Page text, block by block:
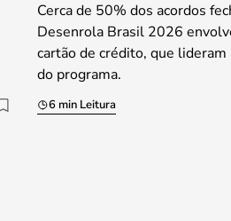
Cerca de 50% dos acordos
Desenrola Brasil 2026
cartão de crédito, que lideram
do programa.
6 min Leitura